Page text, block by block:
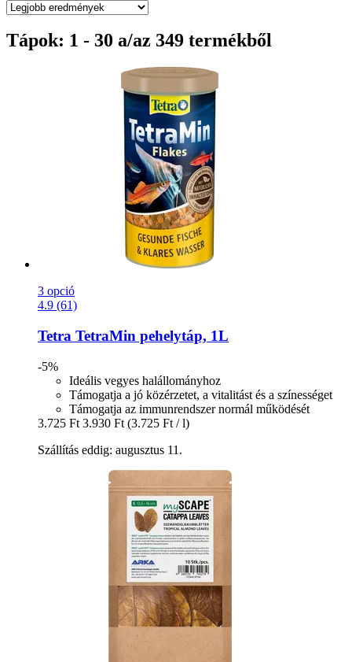
Tápok: 1 - 30 a/az 349 termékből
3 opció
4.9 (61)
Tetra TetraMin pehelytáp, 1L
-5%
Ideális vegyes halállományhoz
Támogatja a jó közérzetet, a vitalitást és a színességet
Támogatja az immunrendszer normál működését
3.725 Ft 3.930 Ft (3.725 Ft / l)
Szállítás eddig: augusztus 11.